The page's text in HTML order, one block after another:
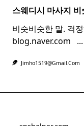
스웨디시 마사지
비슷비슷한 말. 걱
blog.naver.com ​ ​
...
Jimho1519@gmail.com